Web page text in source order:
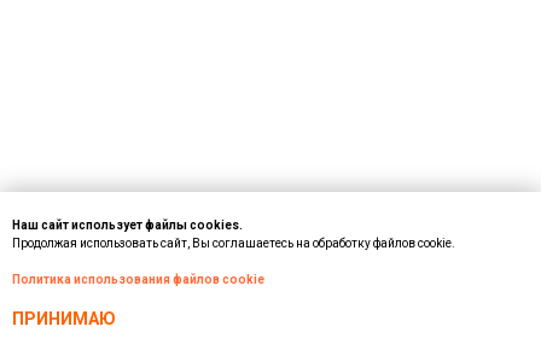
Наш сайт использует файлы cookies.
Продолжая использовать сайт, Вы соглашаетесь на обработку файлов cookie.
Политика использования файлов cookie
ПРИНИМАЮ